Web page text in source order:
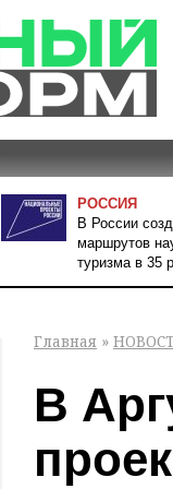
РОССИЯ
В России
маршрутов
туризма в 35
Главная »
В